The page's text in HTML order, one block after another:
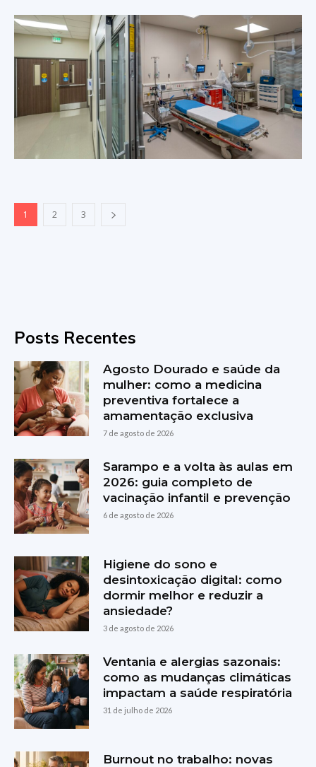
1 2 3
Posts Recentes
Agosto Dourado e saúde da
mulher: como a medicina
preventiva fortalece a
amamentação exclusiva
7 de agosto de 2026
Sarampo e a volta às aulas em
2026: guia completo de
vacinação infantil e prevenção
6 de agosto de 2026
Higiene do sono e
desintoxicação digital: como
dormir melhor e reduzir a
ansiedade?
3 de agosto de 2026
Ventania e alergias sazonais:
como as mudanças climáticas
impactam a saúde respiratória
31 de julho de 2026
Burnout no trabalho: novas